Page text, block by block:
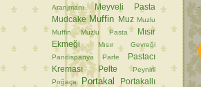
Aranjmanı
Meyveli Pasta
Mudcake Muffin Muz Muzlu
Muffin
Muzlu Pasta
Mısır
Ekmeği
Mısır Gevreği
Pandispanya
Parfe
Pastacı
Kreması
Pelte
Peynirli
Poğaça
Portakal
Portakallı